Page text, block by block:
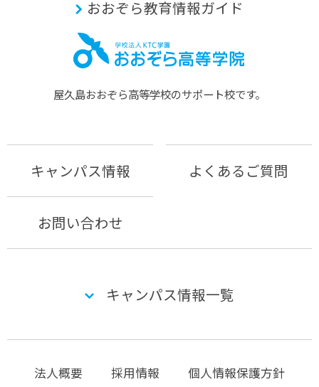
おおぞら教育情報ガイド
屋久島おおぞら⾼等学校のサポート校です。
キャンパス情報 よくあるご質問
お問い合わせ
キャンパス情報一覧
法人概要 採用情報 個人情報保護方針